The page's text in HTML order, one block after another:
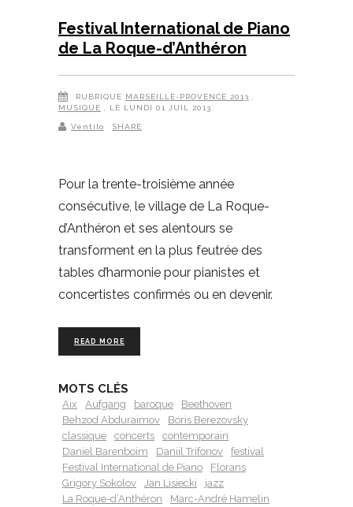
Festival International de Piano
de La Roque-d’Anthéron
RUBRIQUE MARSEILLE-PROVENCE 2013
MUSIQUE
, LE LUNDI 01 JUIL 2013
Ventilo SHARE
Pour la trente-troisième année
consécutive, le village de La Roque-
d’Anthéron et ses alentours se
transforment en la plus feutrée des
tables d’harmonie pour pianistes et
concertistes confirmés ou en devenir.
READ MORE
MOTS CLÉS
Aix Aufgang baroque
Beethoven
Behzod Abduraimov
Boris Berezovsky
classique
concerts
contemporain
Daniel Barenboim
Daniil Trifonov
festival
Festival International de Piano
Florans
Grigory Sokolov
Jan Lisiecki
jazz
La Roque-d’Anthéron
Marc-André Hamelin